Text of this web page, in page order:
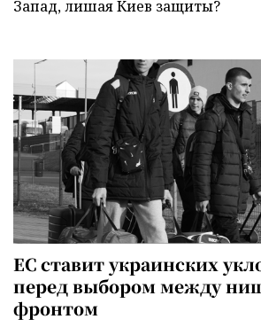
Запад, лишая Киев защиты?
ЕС ставит украинских
перед выбором между
фронтом